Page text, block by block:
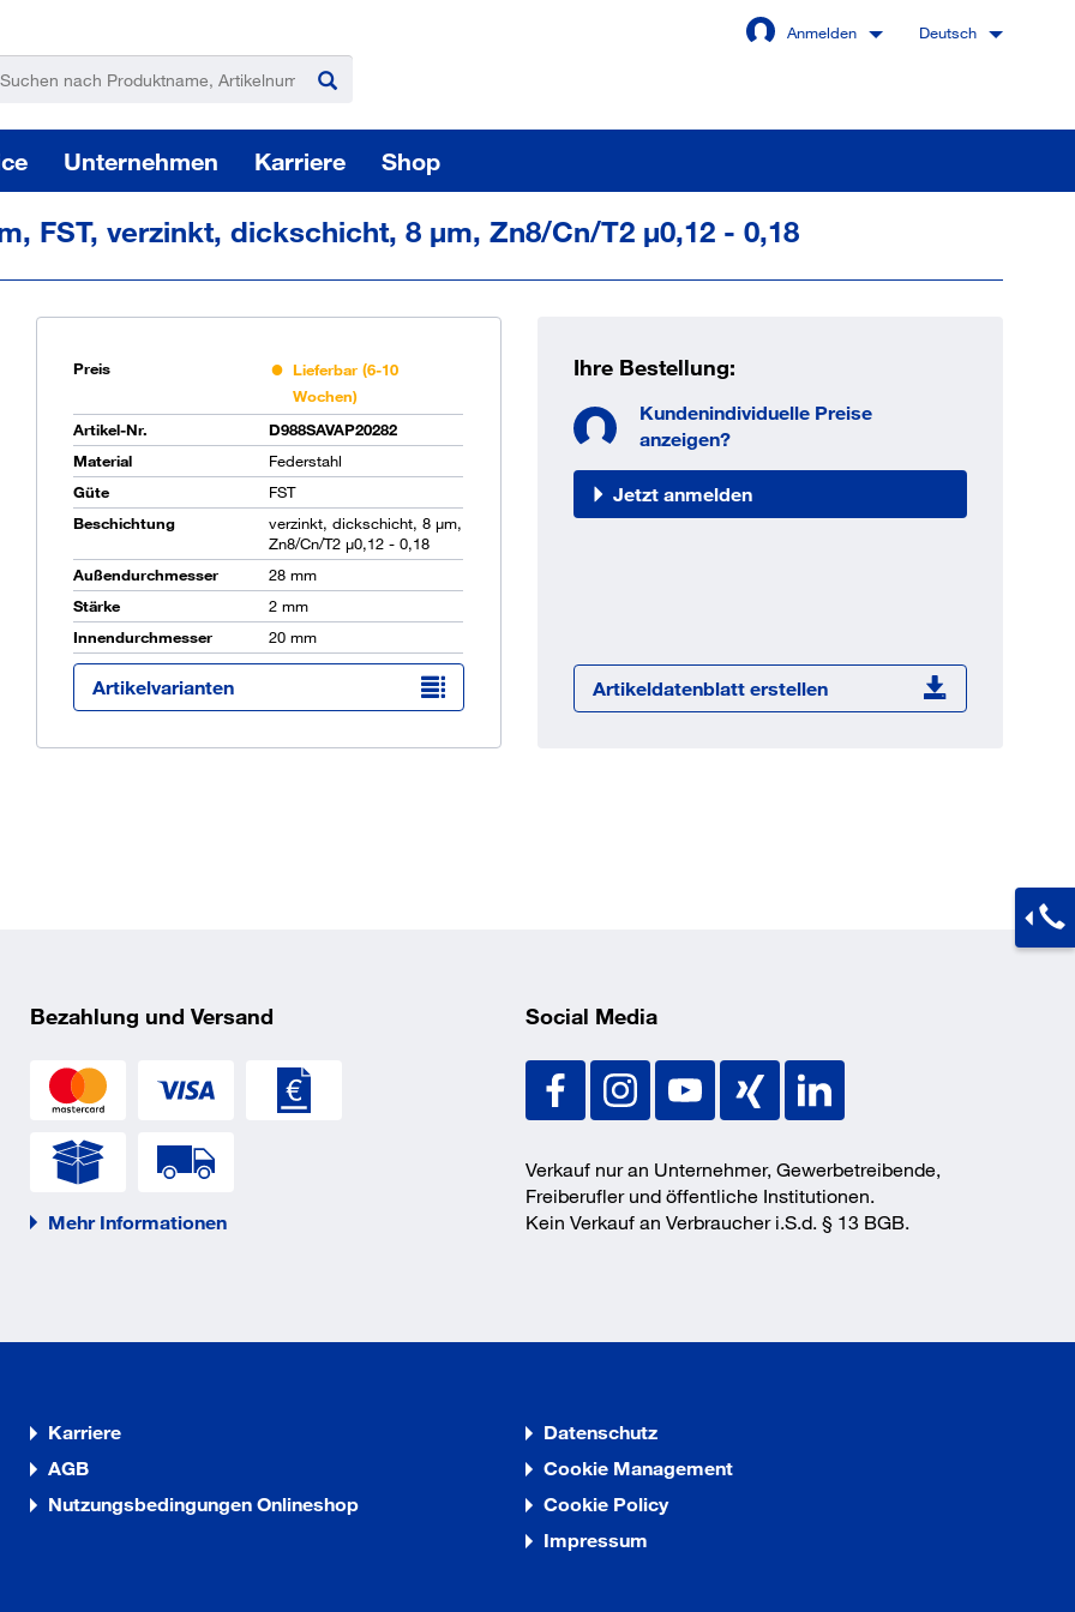
Anmelden
Angemeldet bleiben
Sie sind noch kein Kunde
OCI Schnittstelle zu lhrer
Warenwirtschaft
Deutsch
Unternehmen Karriere Shop
FST, verzinkt, dickschicht, 8 µm, Zn8/Cn/T2 µ0,12 - 0,18
Preis
Lieferbar (6-10
Wochen)
Artikel-Nr.
D988SAVAP20282
Material
Federstahl
Güte
FST
Beschichtung
verzinkt, dickschicht, 8 µm,
Zn8/Cn/T2 µ0,12 - 0,18
Außendurchmesser
28 mm
Stärke
2 mm
Innendurchmesser
20 mm
Artikelvarianten
Ihre Bestellung:
Kundenindividuelle Preise
anzeigen?
Jetzt anmelden
Artikeldatenblatt erstellen
Bezahlung und Versand
Mehr Informationen
Social Media
Verkauf nur an Unternehmer, Gewerbetreibende,
Freiberufler und öffentliche Institutionen.
Kein Verkauf an Verbraucher i.S.d. § 13 BGB.
Karriere
AGB
Nutzungsbedingungen Onlineshop
Datenschutz
Cookie Management
Cookie Policy
Impressum